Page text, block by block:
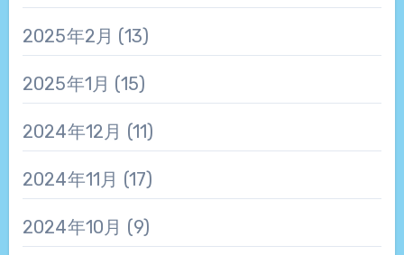
2025年2月 (13)
2025年1月 (15)
2024年12月 (11)
2024年11月 (17)
2024年10月 (9)